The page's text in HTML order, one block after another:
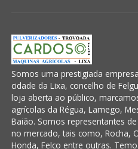
Somos uma prestigiada
cidade da Lixa, concelho de
loja aberta ao público,
agrícolas da Régua, Lamego,
Baião. Somos representantes
no mercado, tais como, Rocha,
Honda, Felco entre outras.